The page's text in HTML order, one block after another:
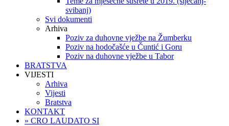
svibanj)
Svi dokumenti
Arhiva
Poziv za duhovne vježbe na Žumberku
Poziv na hodočašće u Čuntić i Goru
Poziv na duhovne vježbe u Tabor
BRATSTVA
VIJESTI
Arhiva
Vijesti
Bratstva
KONTAKT
» CRO LAUDATO SI